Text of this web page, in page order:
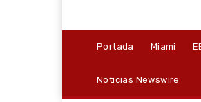
Portada Miami
Noticias Newswire